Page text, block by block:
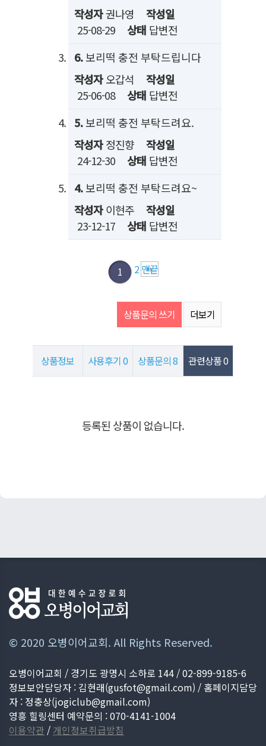
작성자권나영
작성일
25-08-29
상태 답변전
6.보리떡 충전 부탁드립니다
작성자 오갑석
작성일
25-06-08
상태 답변전
5.보리떡 충전 부탁드려요.
작성자 정진향
작성일
24-12-30
상태 답변전
4.보리떡 충전 부탁드려요~
작성자 이현주
작성일
23-12-17
상태 답변전
1 2 맨끝
상품문의 쓰기 더보기
상품정보 사용후기0 상품문의8 관련상품0
등록된 상품이 없습니다.
© 2020 오병이어교회. All Rights Reserved.
오병이어교회 / 경기도 광명시 소하로 144 / 02-899-9185-6
정보보안담당자 : 김현래(gusfot@gmail.com) / 홈페이지담당
자 : 정충상(jogiclub@gmail.com)
영흥 힐링센터 예약문의 : 070-4141-1004
이용약관 /개인정보취급방침